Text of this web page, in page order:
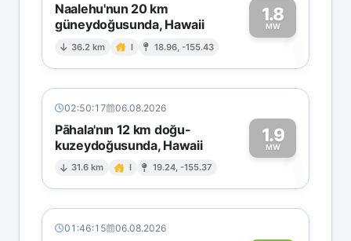
Naalehu'nun 20 km
güneydoğusunda, Hawaii
36.2 km I 18.96, -155.43
1.8
MW1
02:50:17 06.08.2026
Pāhala'nın 12 km doğu-
kuzeydoğusunda, Hawaii
31.6 km I 19.24, -155.37
1.9
MW1
01:46:15 06.08.2026